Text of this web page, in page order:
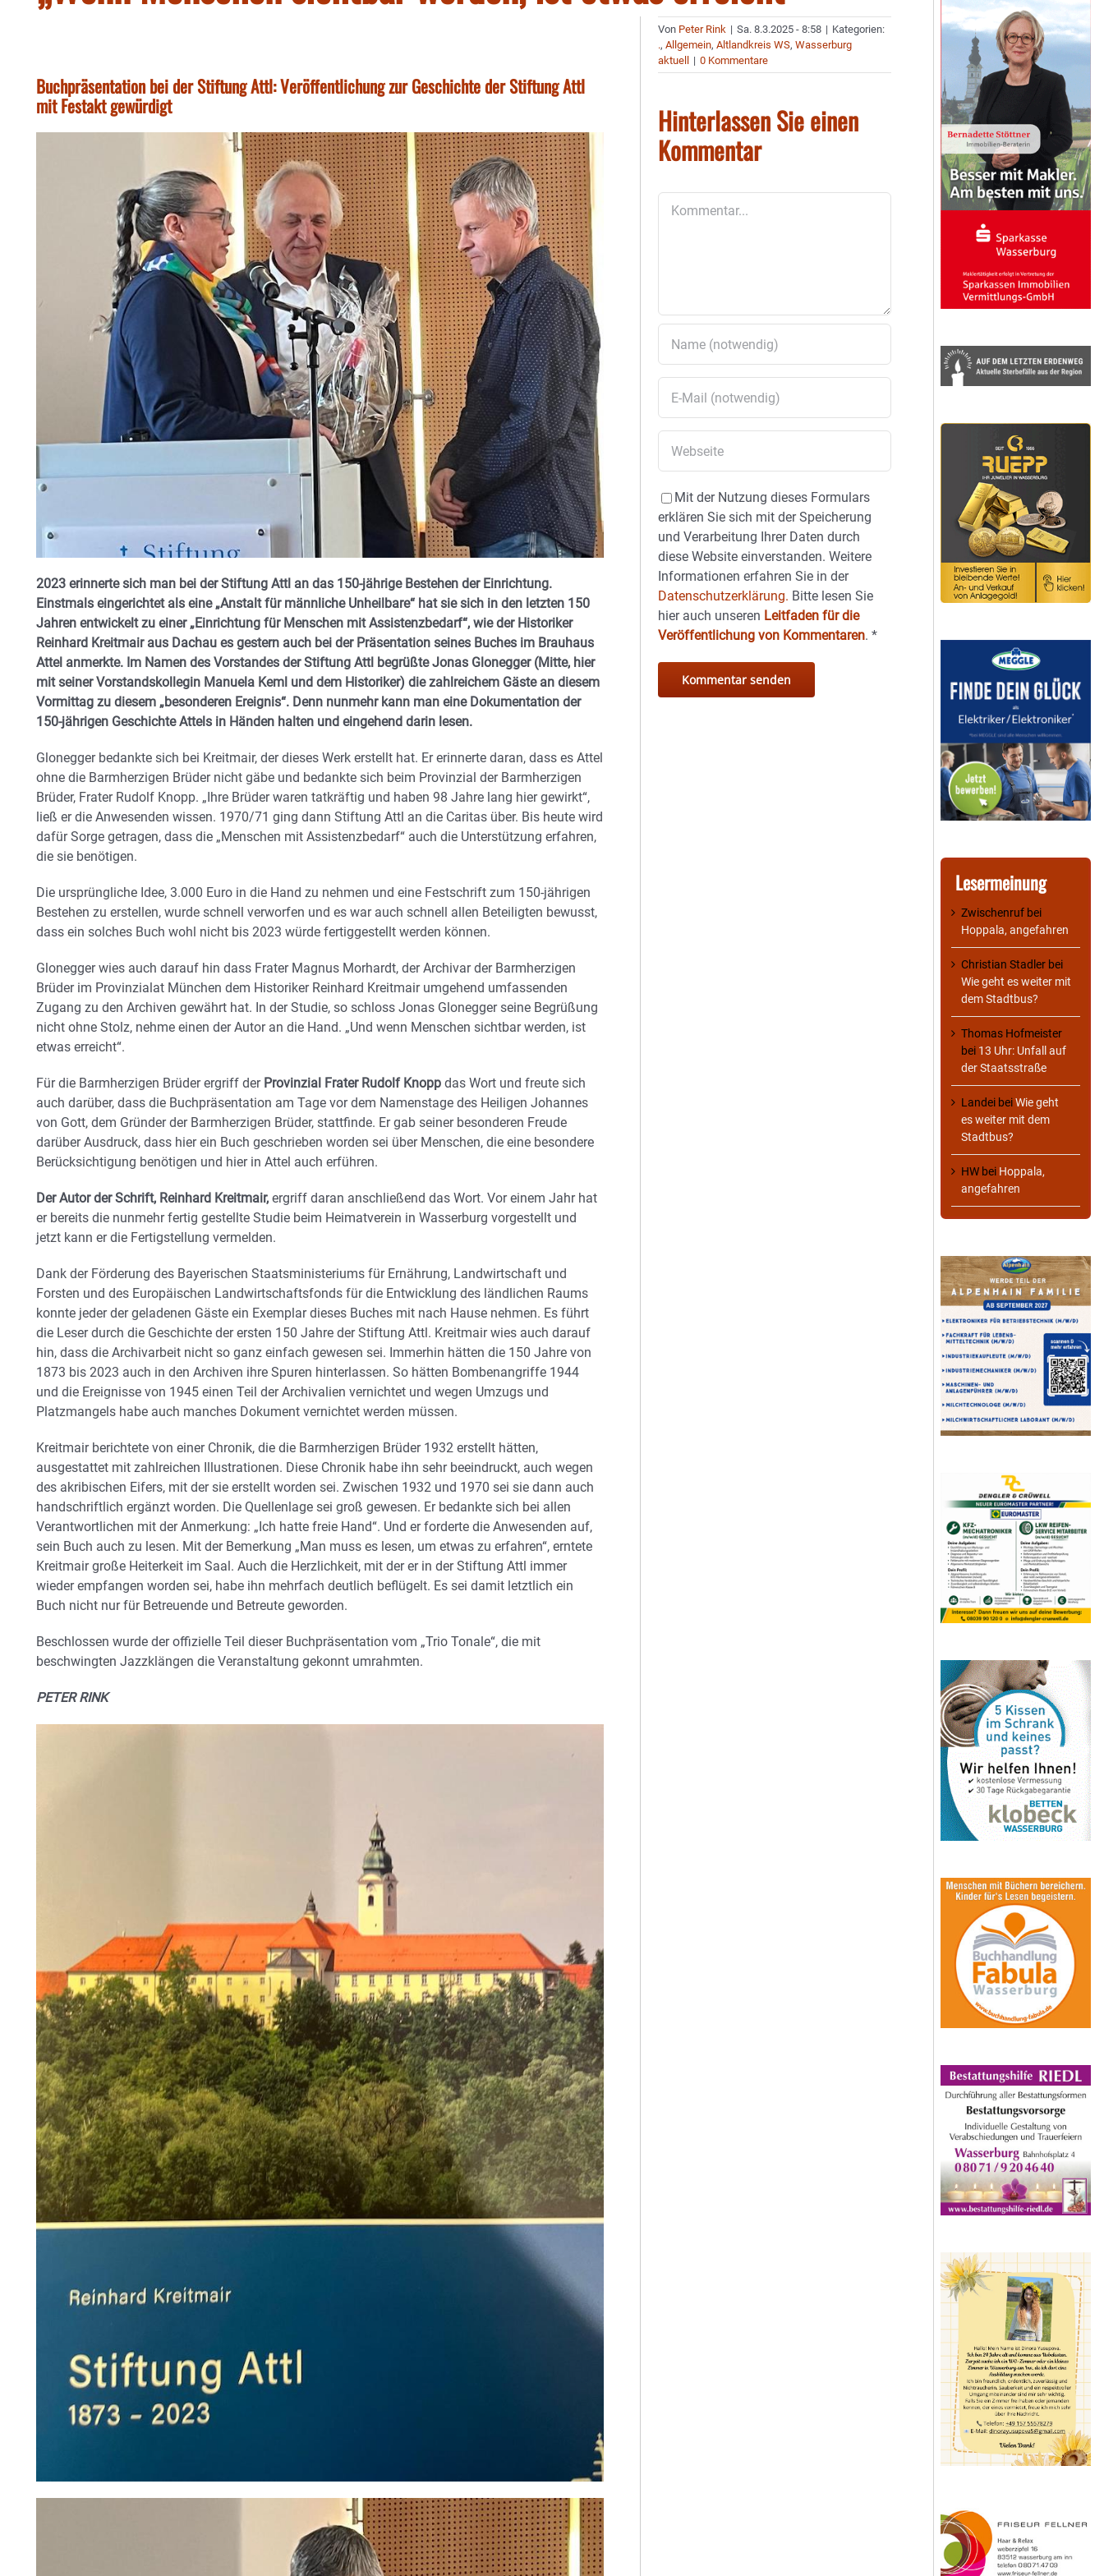
Buchpräsentation bei der Stiftung Attl: Veröffentlichung zur Geschichte der Stiftung Attl
mit Festakt gewürdigt
2023 erinnerte sich man bei der Stiftung Attl an das 150-jährige Bestehen der Einrichtung.
Einstmals eingerichtet als eine „Anstalt für männliche Unheilbare“ hat sie sich in den letzten 150
Jahren entwickelt zu einer „Einrichtung für Menschen mit Assistenzbedarf“, wie der Historiker
Reinhard Kreitmair aus Dachau es gestern auch bei der Präsentation seines Buches im Brauhaus
Attel anmerkte. Im Namen des Vorstandes der Stiftung Attl begrüßte Jonas Glonegger (Mitte, hier
mit seiner Vorstandskollegin Manuela Keml und dem Historiker) die zahlreichem Gäste an diesem
Vormittag zu diesem „besonderen Ereignis“. Denn nunmehr kann man eine Dokumentation der
150-jährigen Geschichte Attels in Händen halten und eingehend darin lesen.
Glonegger bedankte sich bei Kreitmair, der dieses Werk erstellt hat. Er erinnerte daran, dass es Attel
ohne die Barmherzigen Brüder nicht gäbe und bedankte sich beim Provinzial der Barmherzigen
Brüder, Frater Rudolf Knopp. „Ihre Brüder waren tatkräftig und haben 98 Jahre lang hier gewirkt“,
ließ er die Anwesenden wissen. 1970/71 ging dann Stiftung Attl an die Caritas über. Bis heute wird
dafür Sorge getragen, dass die „Menschen mit Assistenzbedarf“ auch die Unterstützung erfahren,
die sie benötigen.
Die ursprüngliche Idee, 3.000 Euro in die Hand zu nehmen und eine Festschrift zum 150-jährigen
Bestehen zu erstellen, wurde schnell verworfen und es war auch schnell allen Beteiligten bewusst,
dass ein solches Buch wohl nicht bis 2023 würde fertiggestellt werden können.
Glonegger wies auch darauf hin dass Frater Magnus Morhardt, der Archivar der Barmherzigen
Brüder im Provinzialat München dem Historiker Reinhard Kreitmair umgehend umfassenden
Zugang zu den Archiven gewährt hat. In der Studie, so schloss Jonas Glonegger seine Begrüßung
nicht ohne Stolz, nehme einen der Autor an die Hand. „Und wenn Menschen sichtbar werden, ist
etwas erreicht“.
Für die Barmherzigen Brüder ergriff der Provinzial Frater Rudolf Knopp das Wort und freute sich
auch darüber, dass die Buchpräsentation am Tage vor dem Namenstage des Heiligen Johannes
von Gott, dem Gründer der Barmherzigen Brüder, stattfinde. Er gab seiner besonderen Freude
darüber Ausdruck, dass hier ein Buch geschrieben worden sei über Menschen, die eine besondere
Berücksichtigung benötigen und hier in Attel auch erführen.
Der Autor der Schrift, Reinhard Kreitmair, ergriff daran anschließend das Wort. Vor einem Jahr hat
er bereits die nunmehr fertig gestellte Studie beim Heimatverein in Wasserburg vorgestellt und
jetzt kann er die Fertigstellung vermelden.
Dank der Förderung des Bayerischen Staatsministeriums für Ernährung, Landwirtschaft und
Forsten und des Europäischen Landwirtschaftsfonds für die Entwicklung des ländlichen Raums
konnte jeder der geladenen Gäste ein Exemplar dieses Buches mit nach Hause nehmen. Es führt
die Leser durch die Geschichte der ersten 150 Jahre der Stiftung Attl. Kreitmair wies auch darauf
hin, dass die Archivarbeit nicht so ganz einfach gewesen sei. Immerhin hätten die 150 Jahre von
1873 bis 2023 auch in den Archiven ihre Spuren hinterlassen. So hätten Bombenangriffe 1944
und die Ereignisse von 1945 einen Teil der Archivalien vernichtet und wegen Umzugs und
Platzmangels habe auch manches Dokument vernichtet werden müssen.
Kreitmair berichtete von einer Chronik, die die Barmherzigen Brüder 1932 erstellt hätten,
ausgestattet mit zahlreichen Illustrationen. Diese Chronik habe ihn sehr beeindruckt, auch wegen
des akribischen Eifers, mit der sie erstellt worden sei. Zwischen 1932 und 1970 sei sie dann auch
handschriftlich ergänzt worden. Die Quellenlage sei groß gewesen. Er bedankte sich bei allen
Verantwortlichen mit der Anmerkung: „Ich hatte freie Hand“. Und er forderte die Anwesenden auf,
sein Buch auch zu lesen. Mit der Bemerkung „Man muss es lesen, um etwas zu erfahren“, erntete
Kreitmair große Heiterkeit im Saal. Auch die Herzlichkeit, mit der er in der Stiftung Attl immer
wieder empfangen worden sei, habe ihn mehrfach deutlich beflügelt. Es sei damit letztlich ein
Buch nicht nur für Betreuende und Betreute geworden.
Beschlossen wurde der offizielle Teil dieser Buchpräsentation vom „Trio Tonale“, die mit
beschwingten Jazzklängen die Veranstaltung gekonnt umrahmten.
PETER RINK
Von Peter Rink | Sa. 8.3.2025 - 8:58 | Kategorien:
.,Allgemein,Altlandkreis WS,Wasserburg
aktuell
| 0 Kommentare
Hinterlassen Sie einen
Kommentar
Mit der Nutzung dieses Formulars
erklären Sie sich mit der Speicherung
und Verarbeitung Ihrer Daten durch
diese Website einverstanden. Weitere
Informationen erfahren Sie in der
Datenschutzerklärung. Bitte lesen Sie
hier auch unseren Leitfaden für die
Veröffentlichung von Kommentaren.*
Lesermeinung
Zwischenruf bei
Hoppala, angefahren
Christian Stadler bei
Wie geht es weiter mit
dem Stadtbus?
Thomas Hofmeister
bei 13 Uhr: Unfall auf
der Staatsstraße
Landei beiWie geht
es weiter mit dem
Stadtbus?
HW bei Hoppala,
angefahren